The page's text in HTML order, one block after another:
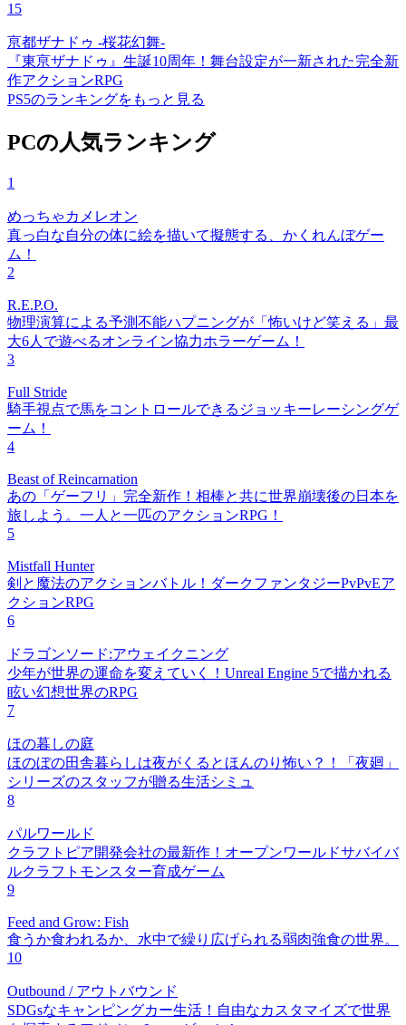
15
亰都ザナドゥ -桜花幻舞-
『東亰ザナドゥ』生誕10周年！舞台設定が一新された完全新
作アクションRPG
PS5のランキングをもっと見る
PCの人気ランキング
1
めっちゃカメレオン
真っ白な自分の体に絵を描いて擬態する、かくれんぼゲー
ム！
2
R.E.P.O.
物理演算による予測不能ハプニングが「怖いけど笑える」最
大6人で遊べるオンライン協力ホラーゲーム！
3
Full Stride
騎手視点で馬をコントロールできるジョッキーレーシングゲ
ーム！
4
Beast of Reincarnation
あの「ゲーフリ」完全新作！相棒と共に世界崩壊後の日本を
旅しよう。一人と一匹のアクションRPG！
5
Mistfall Hunter
剣と魔法のアクションバトル！ダークファンタジーPvPvEア
クションRPG
6
ドラゴンソード:アウェイクニング
少年が世界の運命を変えていく！Unreal Engine 5で描かれる
眩い幻想世界のRPG
7
ほの暮しの庭
ほのぼの田舎暮らしは夜がくるとほんのり怖い？！「夜廻」
シリーズのスタッフが贈る生活シミュ
8
パルワールド
クラフトピア開発会社の最新作！オープンワールドサバイバ
ルクラフトモンスター育成ゲーム
9
Feed and Grow: Fish
食うか食われるか、水中で繰り広げられる弱肉強食の世界。
10
Outbound / アウトバウンド
SDGsなキャンピングカー生活！自由なカスタマイズで世界